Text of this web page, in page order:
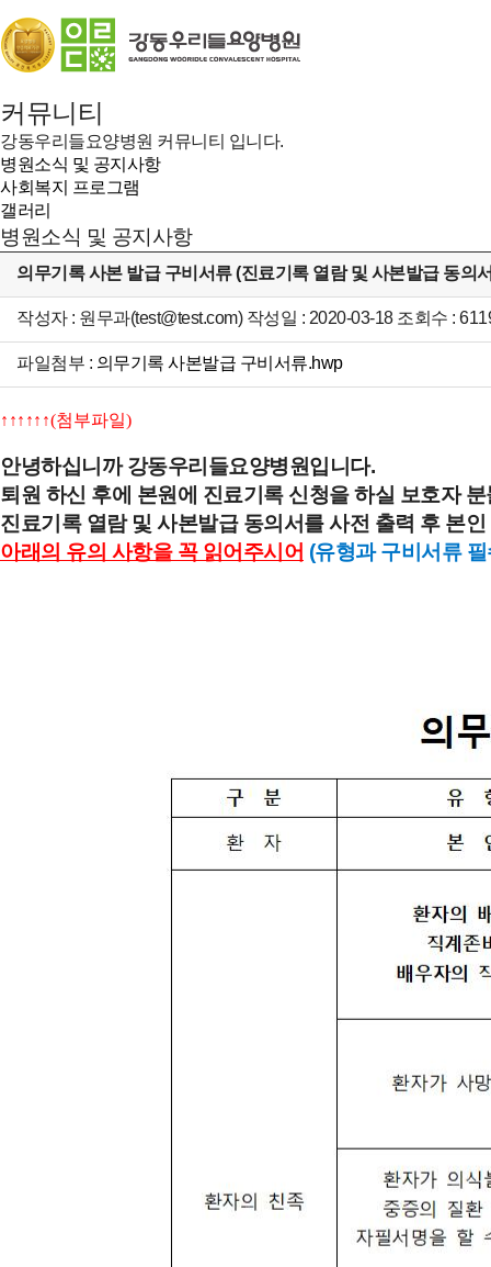
커뮤니티
강동우리들요양병원 커뮤니티 입니다.
병원소식 및 공지사항
사회복지 프로그램
갤러리
병원소식 및 공지사항
의무기록 사본 발급 구비서류 (진료기록 열람 및 사본발급 동의
작성자 : 원무과(test@test.com) 작성일 : 2020-03-18 조회수 :
파일첨부 : 의무기록 사본발급 구비서류.hwp
↑ ↑↑ ↑↑ ↑(첨부파일)
안녕하십니까 강동우리들요양병원입니다.
퇴원 하신 후에 본원에 진료기록 신청을 하실 보호자 분
진료기록 열람 및 사본발급 동의서를 사전 출력 후 본
아래의 유의 사항을 꼭 읽어주시어 (유형과 구비서류